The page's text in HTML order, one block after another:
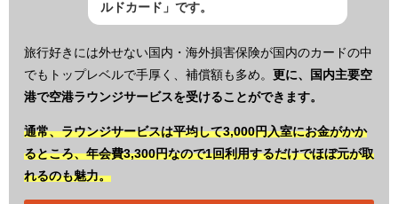
ルドカード」です。
旅行好きには外せない国内・海外損害保険が国内のカードの中
でもトップレベルで手厚く、補償額も多め。 更に、国内主要空
港で空港ラウンジサービスを受けることができます。
通常、ラウンジサービスは平均して3,000円入室にお金がかか
るところ、年会費3,300円なので1回利用するだけでほぼ元が取
れるのも魅力。